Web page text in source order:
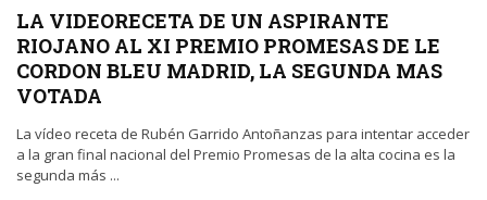
LA VIDEORECETA DE UN ASPIRANTE
RIOJANO AL XI PREMIO PROMESAS DE LE
CORDON BLEU MADRID, LA SEGUNDA MAS
VOTADA
La vídeo receta de Rubén Garrido Antoñanzas para intentar acceder
a la gran final nacional del Premio Promesas de la alta cocina es la
segunda más ...